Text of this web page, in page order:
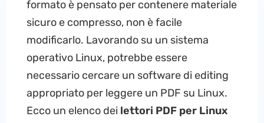
formato è pensato per contenere materiale
sicuro e compresso, non è facile
modificarlo. Lavorando su un sistema
operativo Linux, potrebbe essere
necessario cercare un software di editing
appropriato per leggere un PDF su Linux.
Ecco un elenco dei lettori PDF per Linux